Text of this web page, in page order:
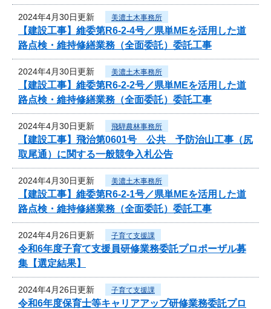
2024年4月30日更新 美濃土木事務所
【建設工事】維委第R6-2-4号／県単MEを活用した道
路点検・維持修繕業務（全面委託）委託工事
2024年4月30日更新 美濃土木事務所
【建設工事】維委第R6-2-2号／県単MEを活用した道
路点検・維持修繕業務（全面委託）委託工事
2024年4月30日更新 飛騨農林事務所
【建設工事】飛治第0601号 公共 予防治山工事（尻
取尾通）に関する一般競争入札公告
2024年4月30日更新 美濃土木事務所
【建設工事】維委第R6-2-1号／県単MEを活用した道
路点検・維持修繕業務（全面委託）委託工事
2024年4月26日更新 子育て支援課
令和6年度子育て支援員研修業務委託プロポーザル募
集【選定結果】
2024年4月26日更新 子育て支援課
令和6年度保育士等キャリアアップ研修業務委託プロ